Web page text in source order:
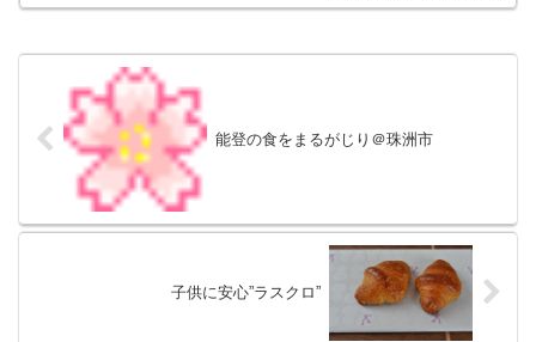
能登の食をまるがじり＠珠洲市
子供に安心”ラスクロ”